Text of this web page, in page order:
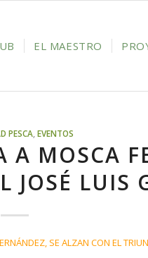
EL MAESTRO
PESCA ,EVENTOS
A MOSCA
JOSÉ LUIS
SE ALZAN CON EL